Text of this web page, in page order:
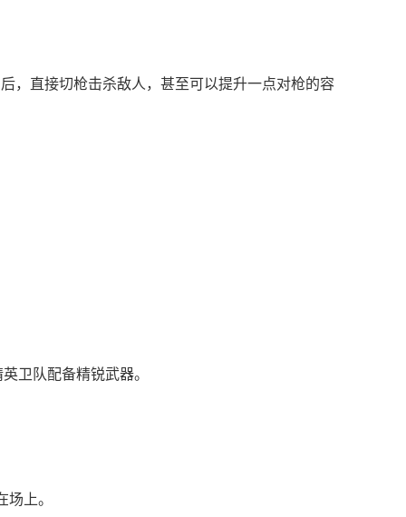
，直接切枪击杀敌人，甚至可以提升一点对枪的容
卫队配备精锐武器。
场上。